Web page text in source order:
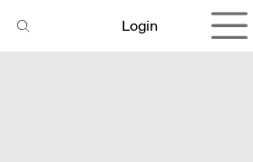
Login